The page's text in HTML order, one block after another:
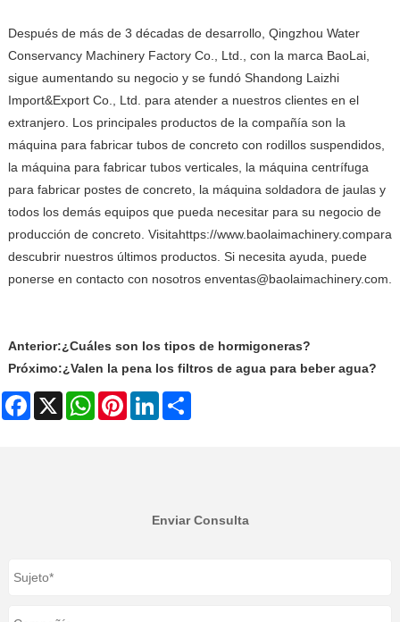
Después de más de 3 décadas de desarrollo, Qingzhou Water
Conservancy Machinery Factory Co., Ltd., con la marca BaoLai,
sigue aumentando su negocio y se fundó Shandong Laizhi
Import&Export Co., Ltd. para atender a nuestros clientes en el
extranjero. Los principales productos de la compañía son la
máquina para fabricar tubos de concreto con rodillos suspendidos,
la máquina para fabricar tubos verticales, la máquina centrífuga
para fabricar postes de concreto, la máquina soldadora de jaulas y
todos los demás equipos que pueda necesitar para su negocio de
producción de concreto. Visitahttps://www.baolaimachinery.compara
descubrir nuestros últimos productos. Si necesita ayuda, puede
ponerse en contacto con nosotros enventas@baolaimachinery.com
Anterior:¿Cuáles son los tipos de hormigoneras?
Próximo:¿Valen la pena los filtros de agua para beber agua?
Facebook
X WhatsAppPinterestLinkedIn
Enviar Consulta